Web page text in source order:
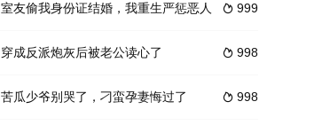
 999
室友偷我身份证结婚，我重生严惩恶人
 998
穿成反派炮灰后被老公读心了
 998
苦瓜少爷别哭了，刁蛮孕妻悔过了